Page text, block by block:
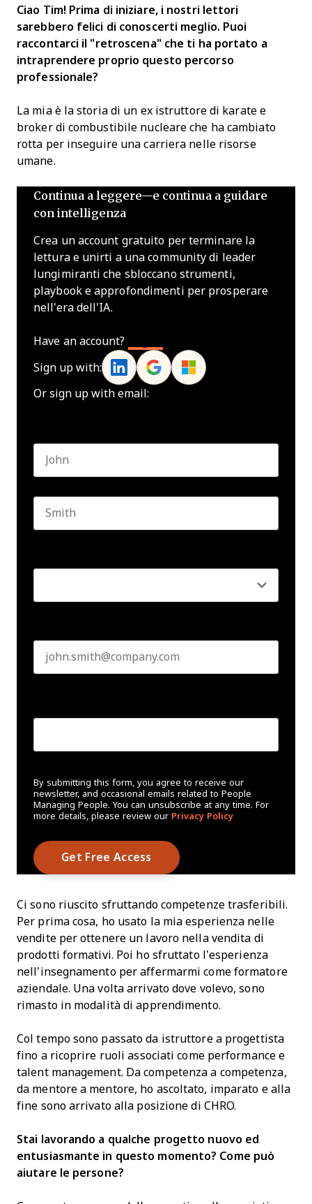
Ciao Tim! Prima di iniziare, i nostri lettori
sarebbero felici di conoscerti meglio. Puoi
raccontarci il "retroscena" che ti ha portato a
intraprendere proprio questo percorso
professionale?
La mia è la storia di un ex istruttore di karate e
broker di combustibile nucleare che ha cambiato
rotta per inseguire una carriera nelle risorse
umane.
Continua a leggere—e continua a guidare
con intelligenza
Crea un account gratuito per terminare la
lettura e unirti a una community di leader
lungimiranti che sbloccano strumenti,
playbook e approfondimenti per prosperare
nell'era dell'IA.
Have an account?
Sign up with:
Or sign up with email:
By submitting this form, you agree to receive our
newsletter, and occasional emails related to People
Managing People. You can unsubscribe at any time. For
more details, please review our Privacy Policy
Ci sono riuscito sfruttando competenze trasferibili.
Per prima cosa, ho usato la mia esperienza nelle
vendite per ottenere un lavoro nella vendita di
prodotti formativi. Poi ho sfruttato l’esperienza
nell’insegnamento per affermarmi come formatore
aziendale. Una volta arrivato dove volevo, sono
rimasto in modalità di apprendimento.
Col tempo sono passato da istruttore a progettista
fino a ricoprire ruoli associati come performance e
talent management. Da competenza a competenza,
da mentore a mentore, ho ascoltato, imparato e alla
fine sono arrivato alla posizione di CHRO.
Stai lavorando a qualche progetto nuovo ed
entusiasmante in questo momento? Come può
aiutare le persone?